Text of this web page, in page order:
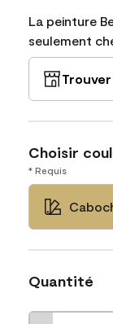
La peinture
seulement
Choisir
* Requis
Quantité